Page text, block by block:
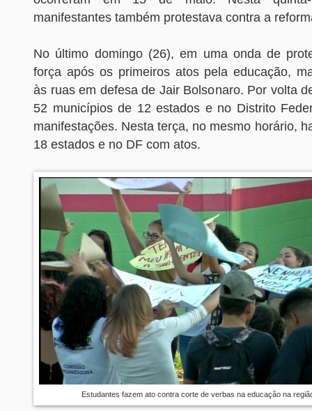
manifestantes também protestava contra a
No último domingo (26), em uma onda de
força após os primeiros atos pela educação,
às ruas em defesa de Jair Bolsonaro. Por volta
52 municípios de 12 estados e no Distrito
manifestações. Nesta terça, no mesmo horário,
18 estados e no DF com atos.
Estudantes fazem ato contra corte de verbas na educação na